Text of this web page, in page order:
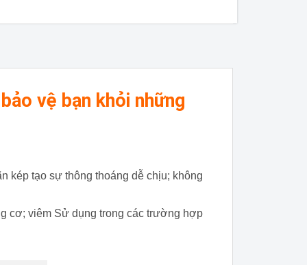
vệ bạn khỏi những
kép tạo sự thông thoáng dễ chịu; không
cơ; viêm Sử dụng trong các trường hợp